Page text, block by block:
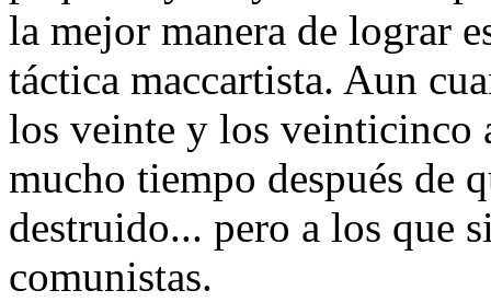
la mejor manera de lograr
táctica maccartista. Aun
los veinte y los veinticinco
mucho tiempo después de
destruido... pero a los que
comunistas.